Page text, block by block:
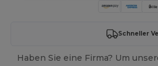
Schneller
Haben Sie eine Firma? Um